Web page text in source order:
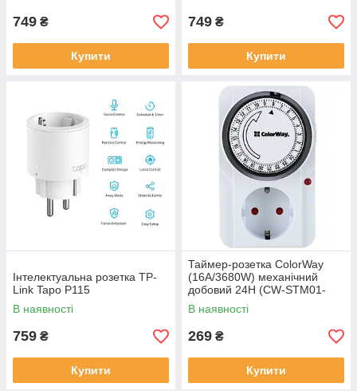
749 ₴
Купити
749 ₴
Купити
Інтелектуальна розетка TP-
Link Tapo P115
В наявності
759 ₴
Купити
Таймер-розетка ColorWay
(16A/3680W) механічний
добовий 24Н (CW-STM01-
24H)
В наявності
269 ₴
Купити